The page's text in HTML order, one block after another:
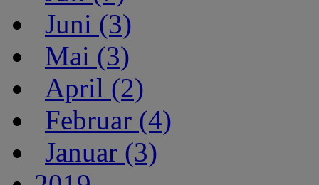
Juni (3)
Mai (3)
April (2)
Februar (4)
Januar (3)